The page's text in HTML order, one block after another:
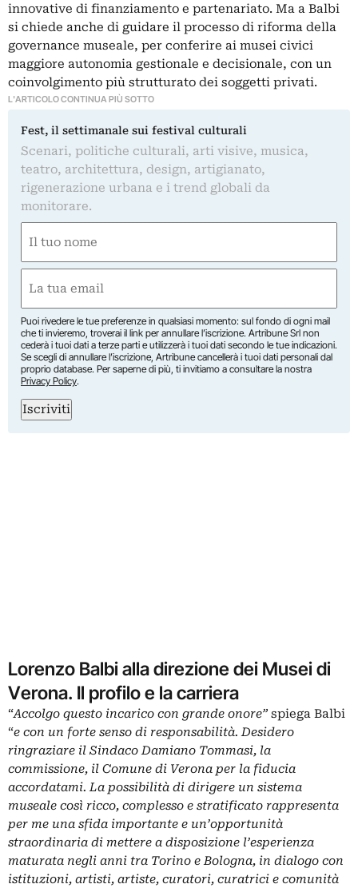
innovative di finanziamento e partenariato. Ma a Balbi
si chiede anche di guidare il processo di riforma della
governance museale, per conferire ai musei civici
maggiore autonomia gestionale e decisionale, con un
coinvolgimento più strutturato dei soggetti privati.
L'ARTICOLO CONTINUA PIÙ SOTTO
Fest, il settimanale sui festival culturali
Scenari, politiche culturali, arti visive, musica,
teatro, architettura, design, artigianato,
rigenerazione urbana e i trend globali da
monitorare.
(Obbligatorio)
Nome
(Obbligatorio)
Puoi rivedere le tue preferenze in qualsiasi momento: sul fondo di ogni mail
che ti invieremo, troverai il link per annullare l’iscrizione. Artribune Srl non
cederà i tuoi dati a terze parti e utilizzerà i tuoi dati secondo le tue indicazioni.
Se scegli di annullare l’iscrizione, Artribune cancellerà i tuoi dati personali dal
proprio database. Per saperne di più, ti invitiamo a consultare la nostra
Privacy Policy.
Iscriviti
Lorenzo Balbi alla direzione dei Musei di
Verona. Il profilo e la carriera
“Accolgo questo incarico con grande onore” spiega Balbi
“e con un forte senso di responsabilità. Desidero
ringraziare il Sindaco Damiano Tommasi, la
commissione, il Comune di Verona per la fiducia
accordatami. La possibilità di dirigere un sistema
museale così ricco, complesso e stratificato rappresenta
per me una sfida importante e un’opportunità
straordinaria di mettere a disposizione l’esperienza
maturata negli anni tra Torino e Bologna, in dialogo con
istituzioni, artisti, artiste, curatori, curatrici e comunità